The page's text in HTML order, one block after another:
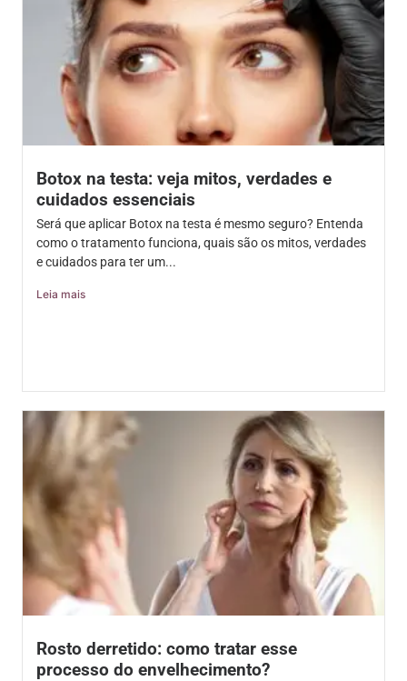
Botox na testa: veja mitos, verdades e
cuidados essenciais
Será que aplicar Botox na testa é mesmo seguro? Entenda
como o tratamento funciona, quais são os mitos, verdades
e cuidados para ter um...
Leia mais
Rosto derretido: como tratar esse
processo do envelhecimento?